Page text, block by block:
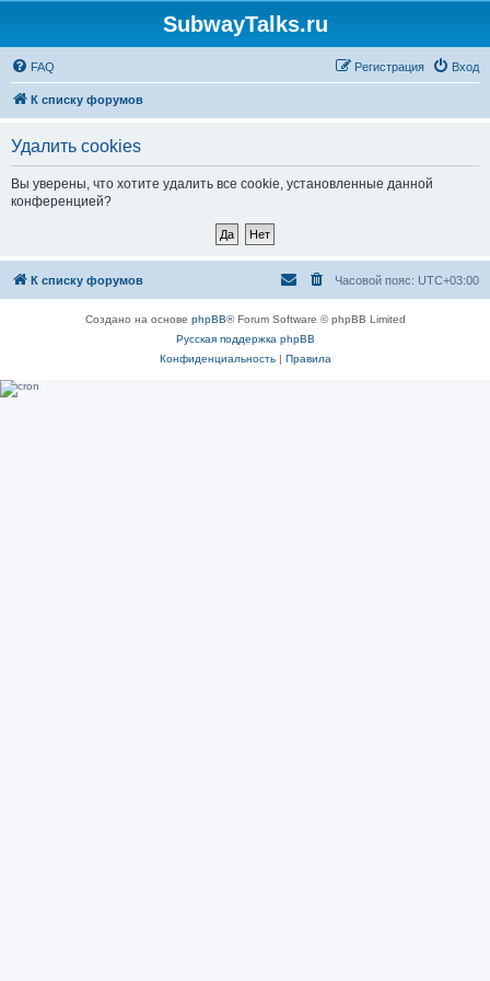
SubwayTalks.ru
FAQ Вход
Регистрация
К списку форумов
Удалить cookies
Вы уверены, что хотите удалить все cookie, установленные данной
конференцией?
К списку форумов Часовой пояс: UTC+03:00
Создано на основе phpBB® Forum Software © phpBB Limited
Русская поддержка phpBB
Конфиденциальность| Правила